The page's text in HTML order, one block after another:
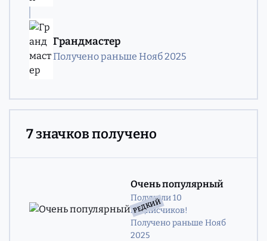
Грандмастер
Получено раньше Нояб 2025
7 значков получено
РЕДКИЙ
Очень популярный
Получили 10
подписчиков!
Получено раньше Нояб
2025